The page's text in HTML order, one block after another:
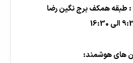
: طبقه همکف برج نگین رضا
های هوشمند: